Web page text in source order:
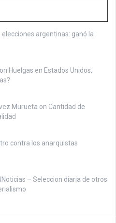
elecciones argentinas: ganó la
Huelgas en Estados Unidos,
Murueta on Cantidad de
contra los anarquistas
– Seleccion diaria de otros